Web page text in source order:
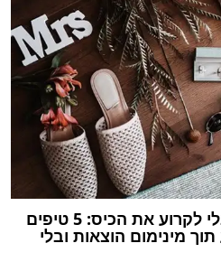
לארגן חתונה מושלמת בלי לקרוע את הכיס: 5 טיפים
מינימום הוצאות ובלי